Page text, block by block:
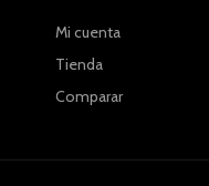
Mi cuenta
Tienda
Comparar